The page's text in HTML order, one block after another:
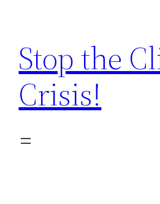
springen
Stop the
Crisis!